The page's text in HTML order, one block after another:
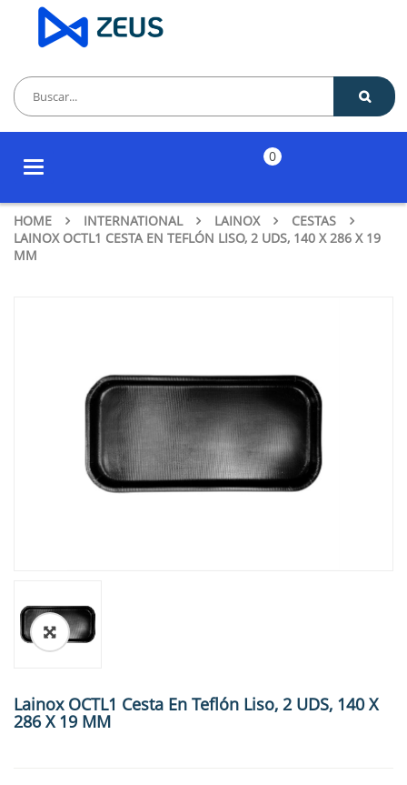
Toggle
0
HOME INTERNATIONAL LAINOX
CESTAS
LAINOX OCTL1 CESTA EN TEFLÓN LISO, 2 UDS, 140 X 286 X 19
MM
🔍
Lainox OCTL1 Cesta En Teflón Liso, 2 UDS, 140 X
286 X 19 MM